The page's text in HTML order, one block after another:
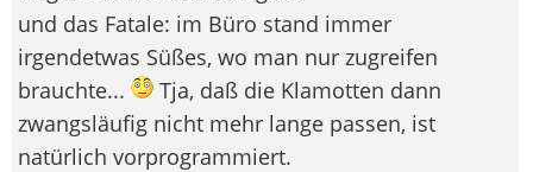
und das Fatale: im Büro stand immer
irgendetwas Süßes, wo man nur zugreifen
brauchte...
Tja, daß die Klamotten dann
zwangsläufig nicht mehr lange passen, ist
natürlich vorprogrammiert.